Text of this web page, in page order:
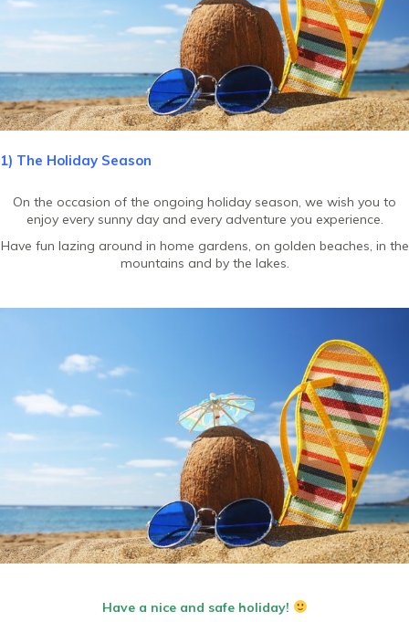
1) The Holiday Season
On the occasion of the ongoing holiday season, we wish you to
enjoy every sunny day and every adventure you experience.
Have fun lazing around in home gardens, on golden beaches, in the
mountains and by the lakes.
Have a nice and safe holiday!